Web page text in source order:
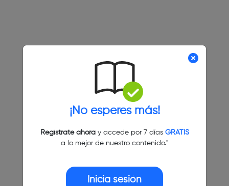
¡No esperes más!
Regístrate ahoray accede por 7 días GRATIS
a lo mejor de nuestro contenido."
Inicia sesión